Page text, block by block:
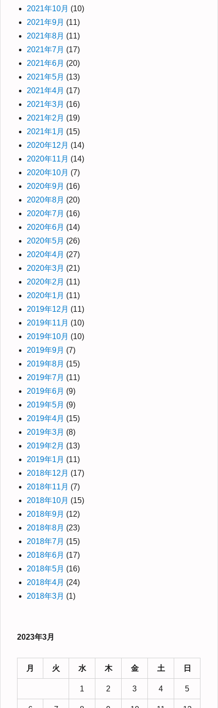
2021年10月 (10)
2021年9月 (11)
2021年8月 (11)
2021年7月 (17)
2021年6月 (20)
2021年5月 (13)
2021年4月 (17)
2021年3月 (16)
2021年2月 (19)
2021年1月 (15)
2020年12月 (14)
2020年11月 (14)
2020年10月 (7)
2020年9月 (16)
2020年8月 (20)
2020年7月 (16)
2020年6月 (14)
2020年5月 (26)
2020年4月 (27)
2020年3月 (21)
2020年2月 (11)
2020年1月 (11)
2019年12月 (11)
2019年11月 (10)
2019年10月 (10)
2019年9月 (7)
2019年8月 (15)
2019年7月 (11)
2019年6月 (9)
2019年5月 (9)
2019年4月 (15)
2019年3月 (8)
2019年2月 (13)
2019年1月 (11)
2018年12月 (17)
2018年11月 (7)
2018年10月 (15)
2018年9月 (12)
2018年8月 (23)
2018年7月 (15)
2018年6月 (17)
2018年5月 (16)
2018年4月 (24)
2018年3月 (1)
2023年3月
月 火 水 木 金 土 日
1 2 3 4 5